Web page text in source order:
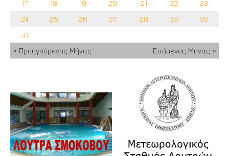
17 18 19 20 21 22
23
24
25 26 27 28 29
30
31
« Προηγούμενος Μήνας
Επόμενος Μήνας »